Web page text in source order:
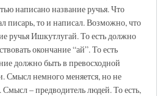
написано название ручья. Что
писарь, то и написал. Возможно, что
ручья Ишкутлугай. То есть должно
окончание “ай”. То есть
должно быть в превосходной
Смысл немного меняется, но не
Смысл – предводитель людей. То есть,